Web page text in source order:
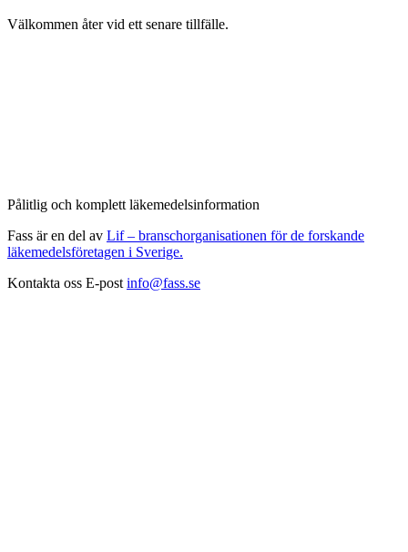
Välkommen åter vid ett senare tillfälle.
Pålitlig och komplett läkemedelsinformation
Fass är en del av Lif – branschorganisationen för de forskande
läkemedelsföretagen i Sverige.
Kontakta oss E-post info@fass.se